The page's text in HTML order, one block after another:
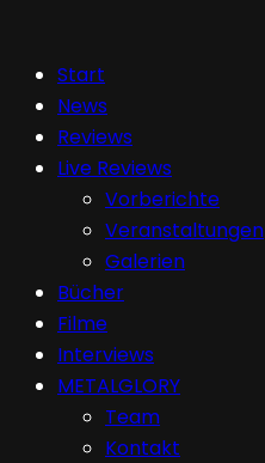
Start
News
Reviews
Live Reviews
Vorberichte
Veranstaltungen
Galerien
Bücher
Filme
Interviews
METALGLORY
Team
Kontakt